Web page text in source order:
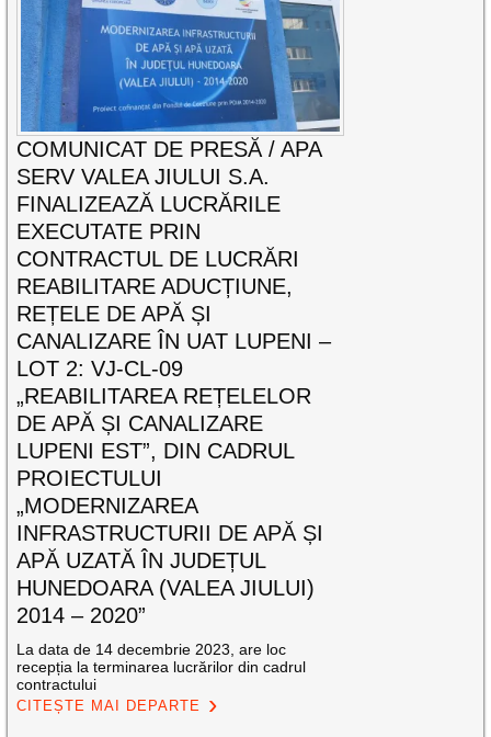
COMUNICAT DE PRESĂ / APA
SERV VALEA JIULUI S.A.
FINALIZEAZĂ LUCRĂRILE
EXECUTATE PRIN
CONTRACTUL DE LUCRĂRI
REABILITARE ADUCȚIUNE,
REȚELE DE APĂ ȘI
CANALIZARE ÎN UAT LUPENI –
LOT 2: VJ-CL-09
„REABILITAREA REȚELELOR
DE APĂ ȘI CANALIZARE
LUPENI EST”, DIN CADRUL
PROIECTULUI
„MODERNIZAREA
INFRASTRUCTURII DE APĂ ȘI
APĂ UZATĂ ÎN JUDEȚUL
HUNEDOARA (VALEA JIULUI)
2014 – 2020”
La data de 14 decembrie 2023, are loc
recepția la terminarea lucrărilor din cadrul
contractului
CITEȘTE MAI DEPARTE